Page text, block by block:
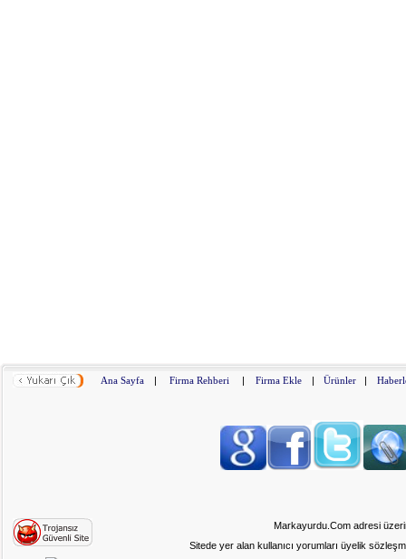
Ana Sayfa | Firma Rehberi | Firma Ekle | Ürünler |
Markayurdu.Com adresi
Sitede yer alan kullanıcı yorumları üyelik